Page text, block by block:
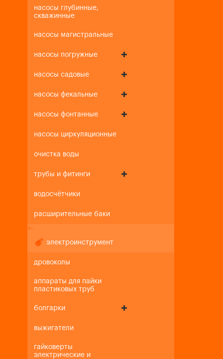
насосы глубинные,
скважинные
насосы магистральные
насосы погружные
насосы садовые
насосы фекальные
насосы фонтанные
насосы циркуляционные
очистка воды
трубы и фитинги
водосчётчики
расширительные баки
+-
электроинструмент
дровоколы
аппараты для пайки
пластиковых труб
болгарки
выжигатели
гайковерты
электрические и